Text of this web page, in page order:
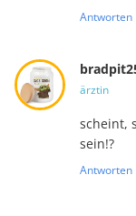
Antworten
ärztin
scheint,
sein!?
Antworten